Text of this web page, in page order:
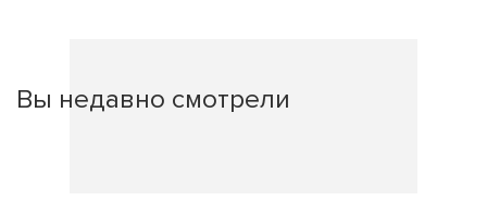
Вы недавно смотрели